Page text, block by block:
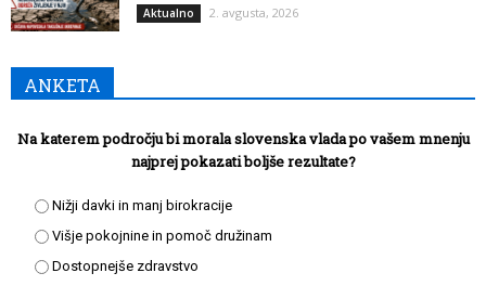
Aktualno 2. avgusta, 2026
ANKETA
Na katerem področju bi morala slovenska vlada po vašem mnenju
najprej pokazati boljše rezultate?
Nižji davki in manj birokracije
Višje pokojnine in pomoč družinam
Dostopnejše zdravstvo